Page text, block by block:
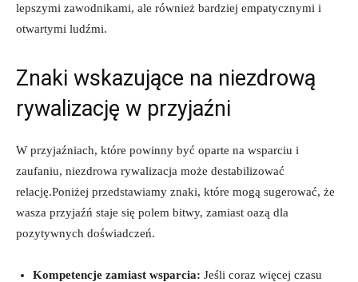
lepszymi zawodnikami,⁤ ale również bardziej empatycznymi i
otwartymi ludźmi.
Znaki wskazujące na niezdrową
rywalizację w przyjaźni
W przyjaźniach, które powinny być oparte na wsparciu i
zaufaniu, niezdrowa rywalizacja może destabilizować
relację.Poniżej przedstawiamy znaki, które mogą sugerować, że
wasza przyjaźń staje⁣ się polem bitwy,⁤ zamiast oazą dla
pozytywnych doświadczeń.
Kompetencje zamiast wsparcia: Jeśli coraz więcej czasu